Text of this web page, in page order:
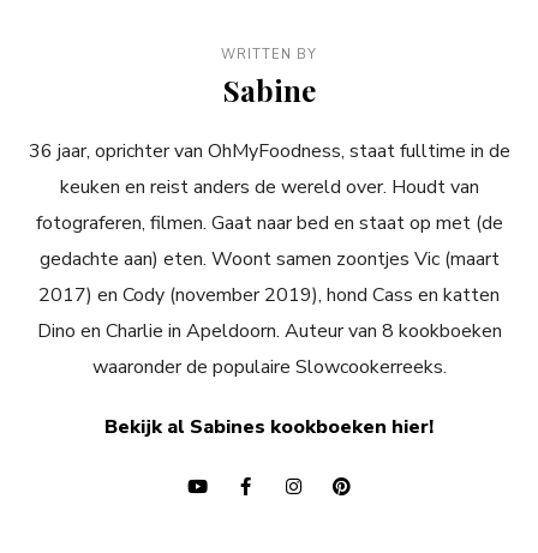
WRITTEN BY
Sabine
36 jaar, oprichter van OhMyFoodness, staat fulltime in de
keuken en reist anders de wereld over. Houdt van
fotograferen, filmen. Gaat naar bed en staat op met (de
gedachte aan) eten. Woont samen zoontjes Vic (maart
2017) en Cody (november 2019), hond Cass en katten
Dino en Charlie in Apeldoorn. Auteur van 8 kookboeken
waaronder de populaire Slowcookerreeks.
Bekijk al Sabines kookboeken hier!